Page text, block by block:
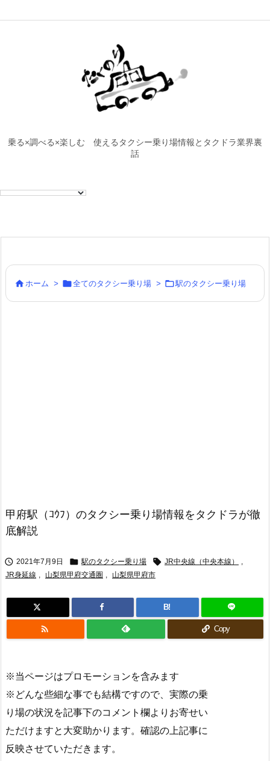
乗る×調べる×楽しむ 使えるタクシー乗り場情報とタクドラ業界裏
話
 ホーム > 全てのタクシー乗り場 > 駅のタクシー乗り場
甲府駅（ｺｳﾌ）のタクシー乗り場情報をタクドラが徹
底解説
 2021年7月9日  駅のタクシー乗り場  JR中央線（中央本線）
,
JR身延線 , 山梨県甲府交通圏 , 山梨県甲府市
B!
 Copy
※当ページはプロモーションを含みます
※どんな些細な事でも結構ですので、実際の乗
り場の状況を記事下のコメント欄よりお寄せい
ただけますと大変助かります。確認の上記事に
反映させていただきます。